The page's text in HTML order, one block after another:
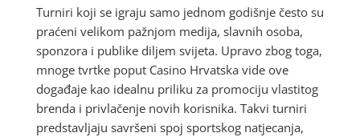
Turniri koji se igraju samo jednom godišnje često su
praćeni velikom pažnjom medija, slavnih osoba,
sponzora i publike diljem svijeta. Upravo zbog toga,
mnoge tvrtke poput Casino Hrvatska vide ove
događaje kao idealnu priliku za promociju vlastitog
brenda i privlačenje novih korisnika. Takvi turniri
predstavljaju savršeni spoj sportskog natjecanja,